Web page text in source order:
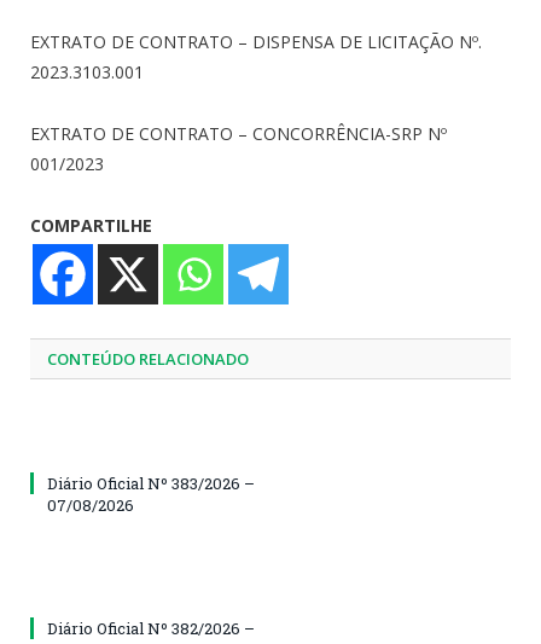
EXTRATO DE CONTRATO – DISPENSA DE LICITAÇÃO Nº.
2023.3103.001
EXTRATO DE CONTRATO – CONCORRÊNCIA-SRP Nº
001/2023
COMPARTILHE
CONTEÚDO RELACIONADO
Diário Oficial Nº 383/2026 –
07/08/2026
Diário Oficial Nº 382/2026 –